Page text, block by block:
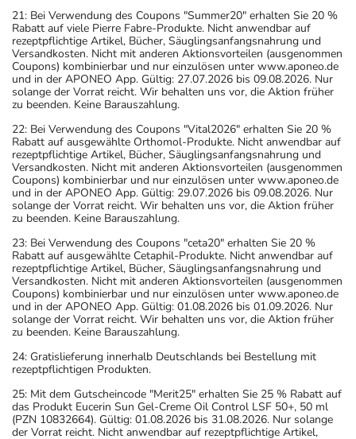
21: Bei Verwendung des Coupons "Summer20" erhalten Sie 20 %
Rabatt auf viele Pierre Fabre-Produkte. Nicht anwendbar auf
rezeptpflichtige Artikel, Bücher, Säuglingsanfangsnahrung und
Versandkosten. Nicht mit anderen Aktionsvorteilen (ausgenommen
Coupons) kombinierbar und nur einzulösen unter www.aponeo.de
und in der APONEO App. Gültig: 27.07.2026 bis 09.08.2026. Nur
solange der Vorrat reicht. Wir behalten uns vor, die Aktion früher
zu beenden. Keine Barauszahlung.
22: Bei Verwendung des Coupons "Vital2026" erhalten Sie 20 %
Rabatt auf ausgewählte Orthomol-Produkte. Nicht anwendbar auf
rezeptpflichtige Artikel, Bücher, Säuglingsanfangsnahrung und
Versandkosten. Nicht mit anderen Aktionsvorteilen (ausgenommen
Coupons) kombinierbar und nur einzulösen unter www.aponeo.de
und in der APONEO App. Gültig: 29.07.2026 bis 09.08.2026. Nur
solange der Vorrat reicht. Wir behalten uns vor, die Aktion früher
zu beenden. Keine Barauszahlung.
23: Bei Verwendung des Coupons "ceta20" erhalten Sie 20 %
Rabatt auf ausgewählte Cetaphil-Produkte. Nicht anwendbar auf
rezeptpflichtige Artikel, Bücher, Säuglingsanfangsnahrung und
Versandkosten. Nicht mit anderen Aktionsvorteilen (ausgenommen
Coupons) kombinierbar und nur einzulösen unter www.aponeo.de
und in der APONEO App. Gültig: 01.08.2026 bis 01.09.2026. Nur
solange der Vorrat reicht. Wir behalten uns vor, die Aktion früher
zu beenden. Keine Barauszahlung.
24: Gratislieferung innerhalb Deutschlands bei Bestellung mit
rezeptpflichtigen Produkten.
25: Mit dem Gutscheincode "Merit25" erhalten Sie 25 % Rabatt auf
das Produkt Eucerin Sun Gel-Creme Oil Control LSF 50+, 50 ml
(PZN 10832664). Gültig: 01.08.2026 bis 31.08.2026. Nur solange
der Vorrat reicht. Nicht anwendbar auf rezeptpflichtige Artikel,